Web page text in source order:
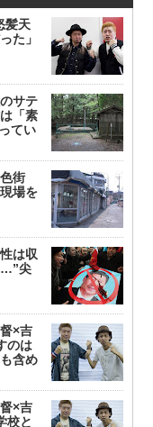
髪天
た」
サテ
「素
てい
街
場を
は収
…”尖
×吉
のは
含め
×吉
校と